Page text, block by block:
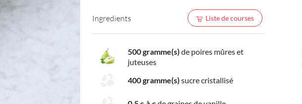
Ingredients Liste de courses
500 gramme(s) de poires mûres et
juteuses
400 gramme(s) sucre cristallisé